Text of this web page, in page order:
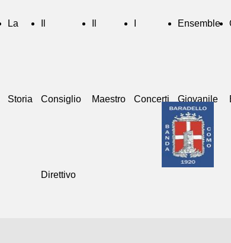
La
Storia Consiglio
Direttivo
Maestro Concerti
Ensemble
Giovanile